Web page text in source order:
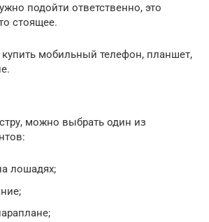
подойти ответственно, это
стоящее.
мобильный телефон, планшет,
можно выбрать один из
лошадях;